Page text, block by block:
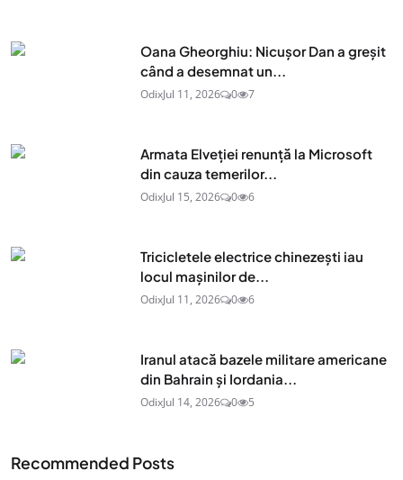
Oana Gheorghiu: Nicușor Dan a greșit
când a desemnat un...
OdixJul 11, 2026 0 7
Armata Elveției renunță la Microsoft
din cauza temerilor...
OdixJul 15, 2026 0 6
Tricicletele electrice chinezești iau
locul mașinilor de...
OdixJul 11, 2026 0 6
Iranul atacă bazele militare americane
din Bahrain și Iordania...
OdixJul 14, 2026 0 5
Recommended Posts